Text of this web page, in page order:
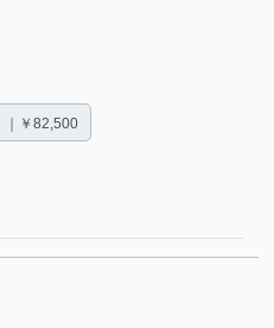
｜￥82,500